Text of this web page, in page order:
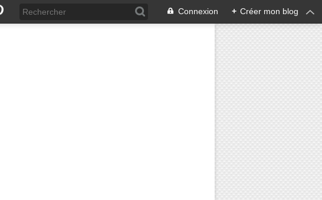
Connexion + Créer mon blog